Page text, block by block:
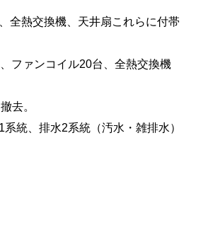
全熱交換機、天井扇これらに付帯
ファンコイル20台、全熱交換機
去。
統、排水2系統（汚水・雑排水）